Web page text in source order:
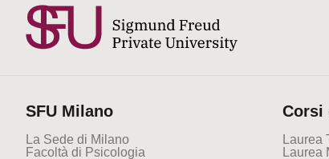
SFU Milano
La Sede di Milano
Facoltà di Psicologia
Corsi
Laurea
Laurea